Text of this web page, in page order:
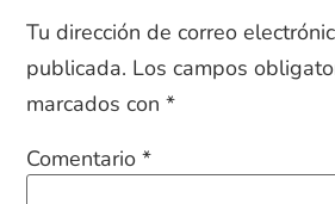
Tu dirección de correo
publicada. Los campos
marcados con*
Comentario*